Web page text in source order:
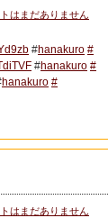
はまだありません
#hanakuro #
#hanakuro #
hanakuro #
はまだありません